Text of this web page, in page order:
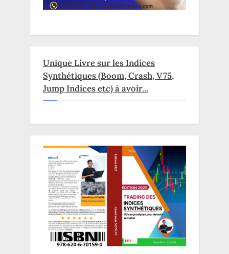
Unique Livre sur les Indices
Synthétiques (Boom, Crash, V75,
Jump Indices etc) à avoir...